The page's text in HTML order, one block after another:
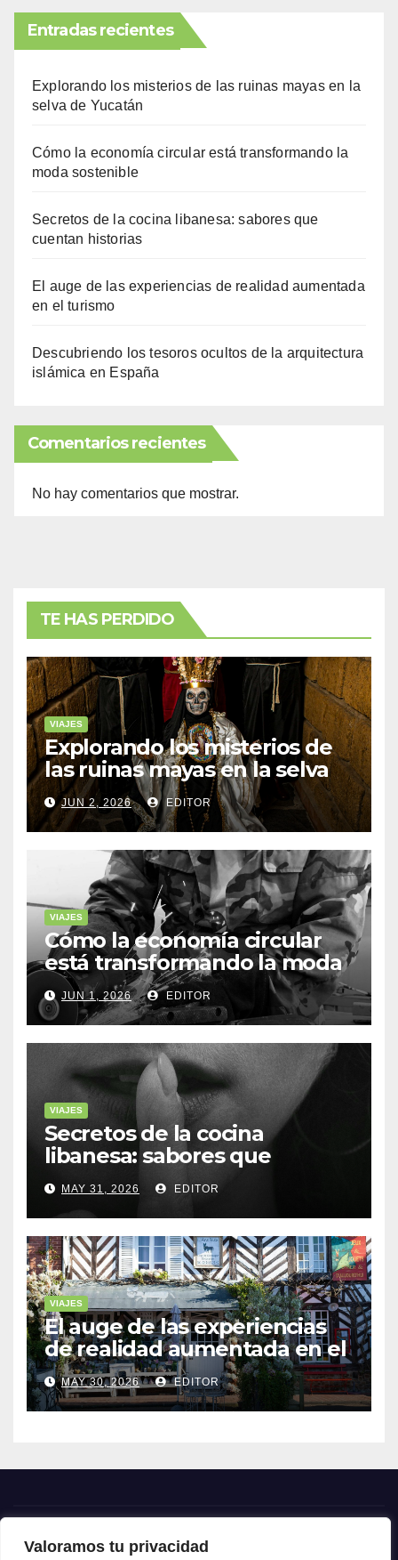
Valoramos tu privacidad
Entradas recientes
Explorando los misterios de las ruinas mayas en la
selva de Yucatán
Cómo la economía circular está transformando la
moda sostenible
Secretos de la cocina libanesa: sabores que
cuentan historias
El auge de las experiencias de realidad aumentada
en el turismo
Descubriendo los tesoros ocultos de la arquitectura
islámica en España
Comentarios recientes
No hay comentarios que mostrar.
TE HAS PERDIDO
VIAJES
Explorando los misterios de
las ruinas mayas en la selva
de Yucatán
JUN 2, 2026 EDITOR
VIAJES
Cómo la economía circular
está transformando la moda
sostenible
JUN 1, 2026 EDITOR
VIAJES
Secretos de la cocina
libanesa: sabores que
cuentan historias
MAY 31, 2026 EDITOR
VIAJES
El auge de las experiencias
de realidad aumentada en el
turismo
MAY 30, 2026 EDITOR